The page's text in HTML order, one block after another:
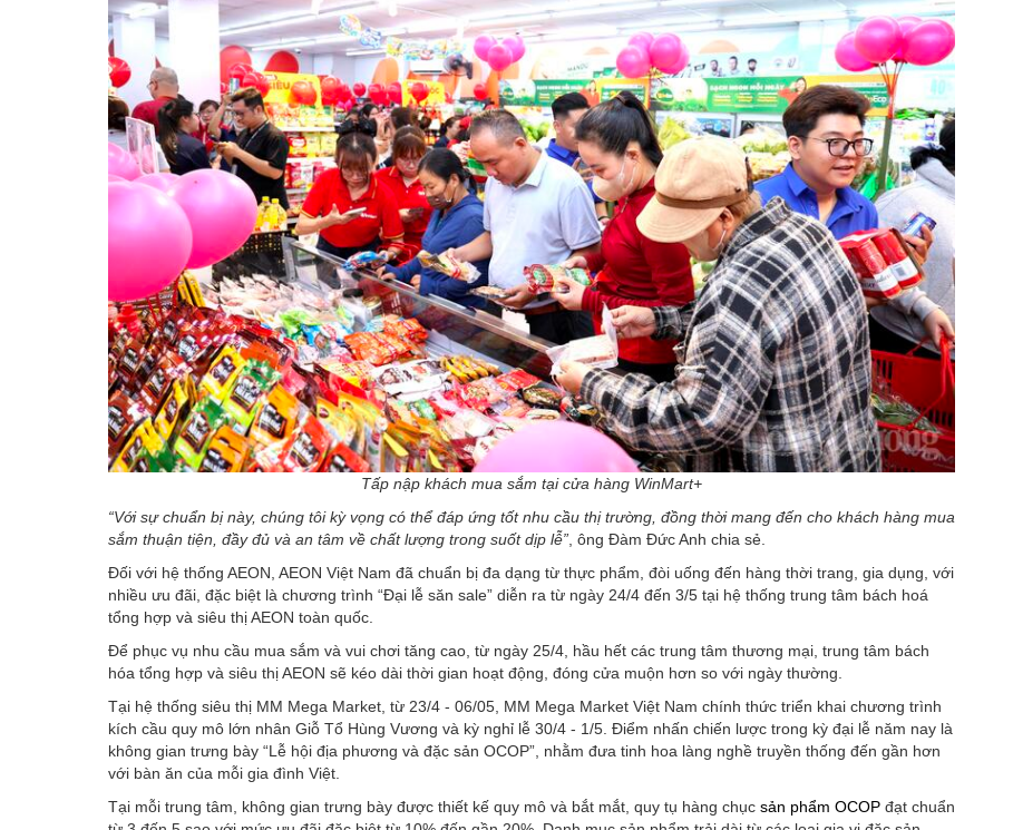
Tấp nập khách mua sắm tại cửa hàng WinMart+
“Với sự chuẩn bị này, chúng tôi kỳ vọng có thể đáp ứng tốt nhu cầu thị trường, đồng thời mang đến cho khách hàng mua
sắm thuận tiện, đầy đủ và an tâm về chất lượng trong suốt dịp lễ”, ông Đàm Đức Anh chia sẻ.
Đối với hệ thống AEON, AEON Việt Nam đã chuẩn bị đa dạng từ thực phẩm, đòi uống đến hàng thời trang, gia dụng, với
nhiều ưu đãi, đặc biệt là chương trình “Đại lễ săn sale” diễn ra từ ngày 24/4 đến 3/5 tại hệ thống trung tâm bách hoá
tổng hợp và siêu thị AEON toàn quốc.
Để phục vụ nhu cầu mua sắm và vui chơi tăng cao, từ ngày 25/4, hầu hết các trung tâm thương mại, trung tâm bách
hóa tổng hợp và siêu thị AEON sẽ kéo dài thời gian hoạt động, đóng cửa muộn hơn so với ngày thường.
Tại hệ thống siêu thị MM Mega Market, từ 23/4 - 06/05, MM Mega Market Việt Nam chính thức triển khai chương trình
kích cầu quy mô lớn nhân Giỗ Tổ Hùng Vương và kỳ nghỉ lễ 30/4 - 1/5. Điểm nhấn chiến lược trong kỳ đại lễ năm nay là
không gian trưng bày “Lễ hội địa phương và đặc sản OCOP”, nhằm đưa tinh hoa làng nghề truyền thống đến gần hơn
với bàn ăn của mỗi gia đình Việt.
Tại mỗi trung tâm, không gian trưng bày được thiết kế quy mô và bắt mắt, quy tụ hàng chục sản phẩm OCOP đạt chuẩn